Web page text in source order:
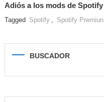
Adiós a los mods de Spotify
Tagged Spotify Spotify Premiun
BUSCADOR